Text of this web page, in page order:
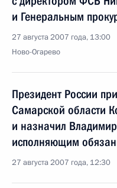
и Генеральным
27 августа 2007 года, 13:00
Ново-Огарево
Президент России
Самарской области
и назначил
исполняющим
27 августа 2007 года, 12:30